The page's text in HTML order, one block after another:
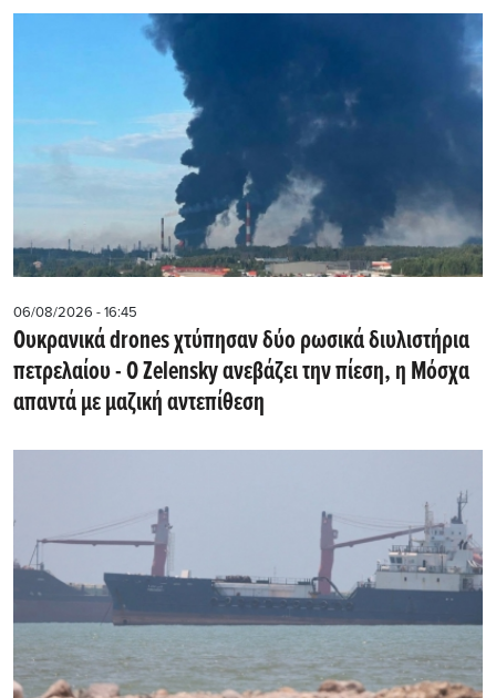
06/08/2026 - 16:45
Ουκρανικά drones χτύπησαν δύο ρωσικά διυλιστήρια
πετρελαίου - Ο Zelensky ανεβάζει την πίεση, η Μόσχα
απαντά με μαζική αντεπίθεση